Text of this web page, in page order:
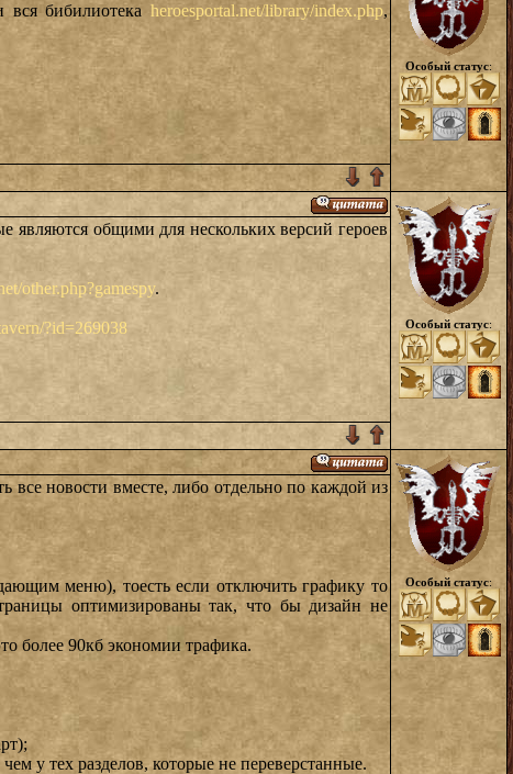
вся бибилиотекаheroesportal.net/library/index.php,
Особый статус:
являются общими для нескольких версий героев
other.php?gamespy.
?id=269038 Особый статус:
все новости вместе, либо отдельно по каждой из
меню), тоесть если отключить графику то
оптимизированы так, что бы дизайн не
более 90кб экономии трафика.
у тех разделов, которые не переверстанные.
Особый статус: